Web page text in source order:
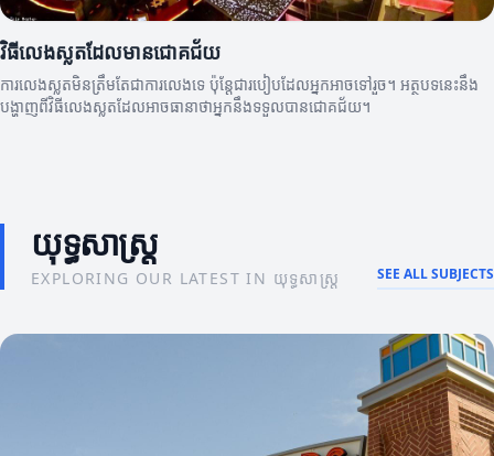
វិធីលេងស្លតដែលមានជោគជ័យ
ការលេងស្លតមិនត្រឹមតែជាការលេងទេ ប៉ុន្តែជារបៀបដែលអ្នកអាចទៅរួច។ អត្ថបទនេះនឹង
បង្ហាញពីវិធីលេងស្លតដែលអាចធានាថាអ្នកនឹងទទួលបានជោគជ័យ។
យុទ្ធសាស្ត្រ
EXPLORING OUR LATEST IN យុទ្ធសាស្ត្រ SEE ALL SUBJECTS